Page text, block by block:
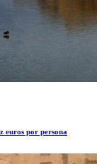
euros por persona